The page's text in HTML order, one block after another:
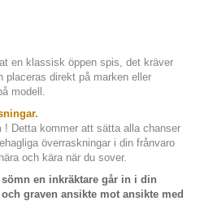
en klassisk öppen spis, det kräver
placeras direkt på marken eller
modell.
! Detta kommer att sätta alla chanser
överraskningar i din frånvaro
och kära när du sover.
en inkräktare går in i din
graven ansikte mot ansikte med